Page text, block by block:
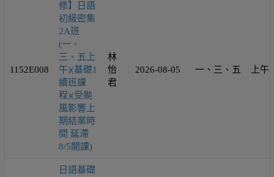
1152E008
修】日語
初級密集
2A班
(一、
三、五上
午)(基礎1
續班課
程)(受颱
風影響上
期結業時
間 延滯
8/5開課)
林
怡
君
2026-08-05 一、三、五 上午
日語基礎